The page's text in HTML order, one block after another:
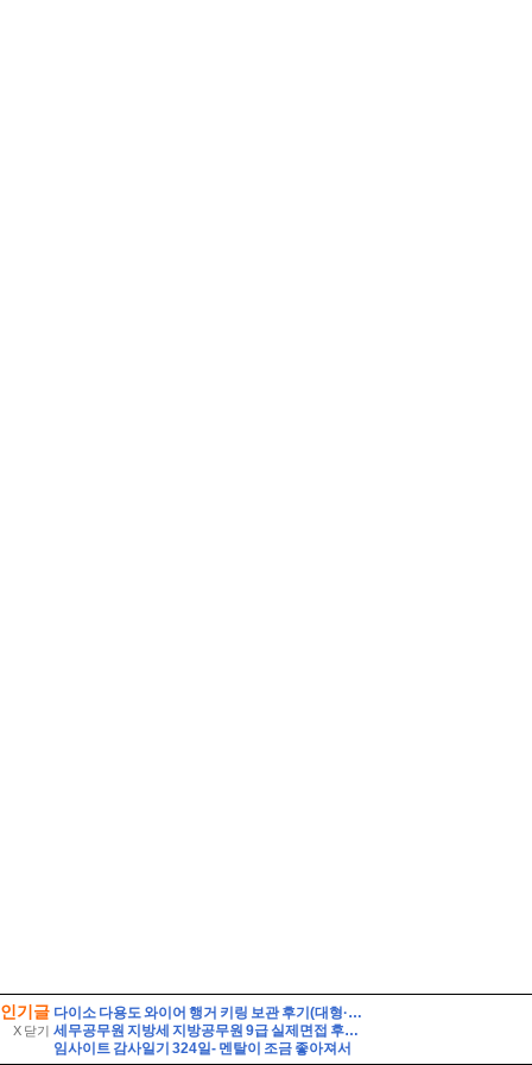
인기글
X 닫기
다이소 다용도 와이어 행거 키링 보관 후기(대형·소형 비교)
세무공무원 지방세 지방공무원 9급 실제면접 후기] 지방세 9급 지방공무원 면접 (지방공무원 9급 지방세 실제 수험자 8인의 생생한 면접 후기)
임사이트 감사일기 324일- 멘탈이 조금 좋아져서